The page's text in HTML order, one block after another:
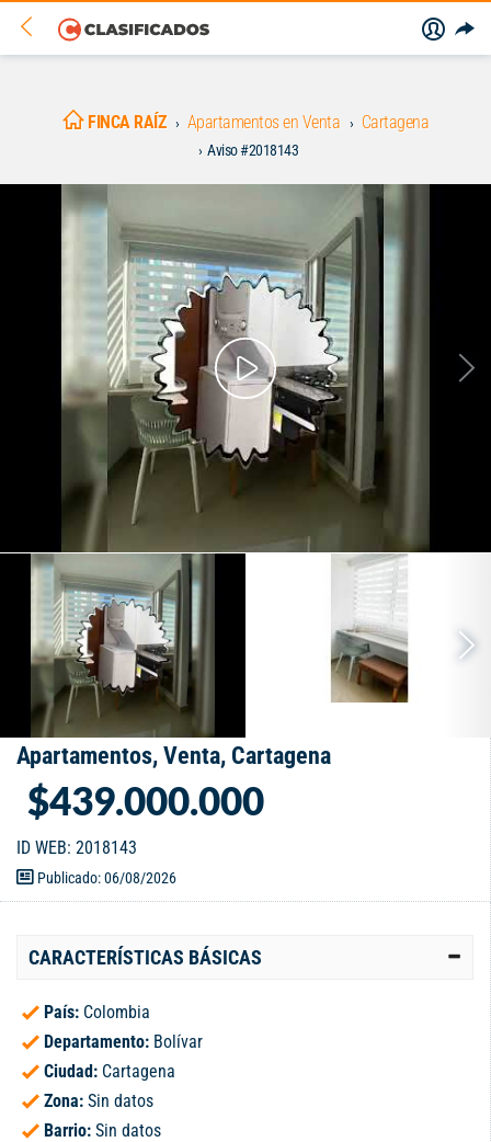
FINCA RAÍZ Apartamentos en Venta Cartagena
Aviso #2018143
Apartamentos, Venta, Cartagena
$439.000.000
ID WEB: 2018143
Publicado: 06/08/2026
CARACTERÍSTICAS BÁSICAS
País: Colombia
Departamento: Bolívar
Ciudad: Cartagena
Zona: Sin datos
Barrio: Sin datos